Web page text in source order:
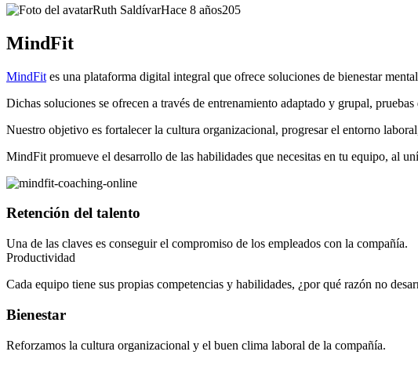
Ruth SaldívarHace 8 años205
MindFit
MindFit es una plataforma digital integral que ofrece soluciones de bienestar
Dichas soluciones se ofrecen a través de entrenamiento adaptado y grupal,
Nuestro objetivo es fortalecer la cultura organizacional, progresar el entorno
MindFit promueve el desarrollo de las habilidades que necesitas en tu equipo, al
Retención del talento
Una de las claves es conseguir el compromiso de los empleados con la compañía.
Productividad
Cada equipo tiene sus propias competencias y habilidades, ¿por qué razón no
Bienestar
Reforzamos la cultura organizacional y el buen clima laboral de la compañía.